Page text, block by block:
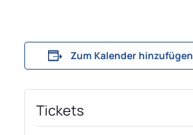
Zum Kalender hinzufügen
Tickets